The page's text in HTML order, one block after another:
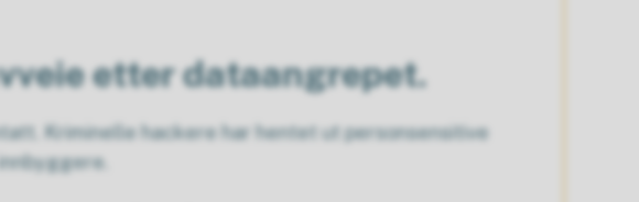
etter dataangrepet.
Kriminelle hackere har hentet ut personsensitive